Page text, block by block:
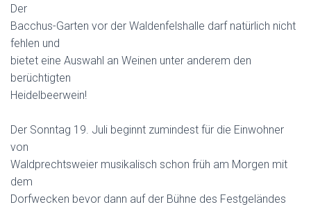
Der
Bacchus-Garten vor der Waldenfelshalle darf natürlich nicht
fehlen und
bietet eine Auswahl an Weinen unter anderem den
berüchtigten
Heidelbeerwein!
Der Sonntag 19. Juli beginnt zumindest für die Einwohner
von
Waldprechtsweier musikalisch schon früh am Morgen mit
dem
Dorfwecken bevor dann auf der Bühne des Festgeländes